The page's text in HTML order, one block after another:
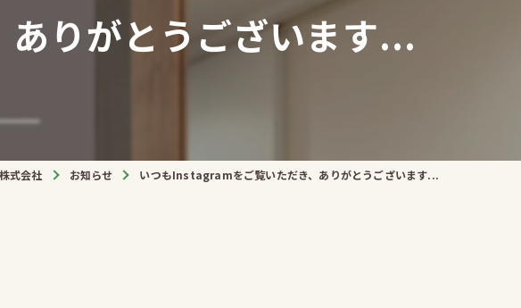
りがとうございます...
式会社 お知らせ いつもInstagramをご覧いただき、ありがとうございます...